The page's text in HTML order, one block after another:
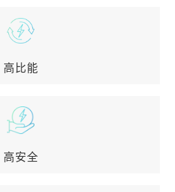
高比能
高比能
高安全